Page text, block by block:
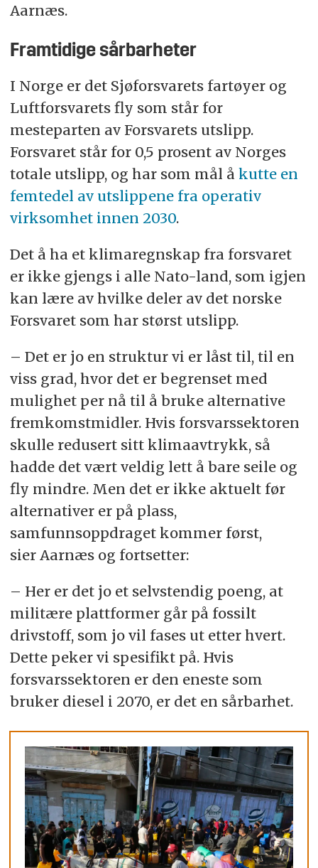
Aarnæs.
Framtidige sårbarheter
I Norge er det Sjøforsvarets fartøyer og
Luftforsvarets fly som står for
mesteparten av Forsvarets utslipp.
Forsvaret står for 0,5 prosent av Norges
totale utslipp, og har som mål å kutte en
femtedel av utslippene fra operativ
virksomhet innen 2030.
Det å ha et klimaregnskap fra forsvaret
er ikke gjengs i alle Nato-land, som igjen
kan lære av hvilke deler av det norske
Forsvaret som har størst utslipp.
– Det er jo en struktur vi er låst til, til en
viss grad, hvor det er begrenset med
mulighet per nå til å bruke alternative
fremkomstmidler. Hvis forsvarssektoren
skulle redusert sitt klimaavtrykk, så
hadde det vært veldig lett å bare seile og
fly mindre. Men det er ikke aktuelt før
alternativer er på plass,
samfunnsoppdraget kommer først,
sier Aarnæs og fortsetter:
– Her er det jo et selvstendig poeng, at
militære plattformer går på fossilt
drivstoff, som jo vil fases ut etter hvert.
Dette peker vi spesifikt på. Hvis
forsvarssektoren er den eneste som
bruker diesel i 2070, er det en sårbarhet.